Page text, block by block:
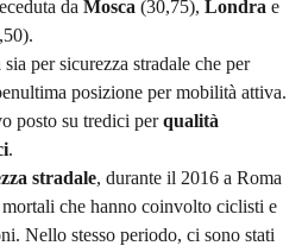
da Mosca (30,75), Londra e
per sicurezza stradale che per
posizione per mobilità attiva.
posto su tredici perqualità
.
stradale, durante il 2016 a Roma
che hanno coinvolto ciclisti e
Nello stesso periodo, ci sono stati